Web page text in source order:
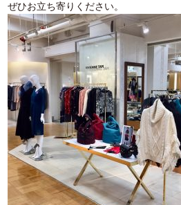
ぜひお立ち寄りください。